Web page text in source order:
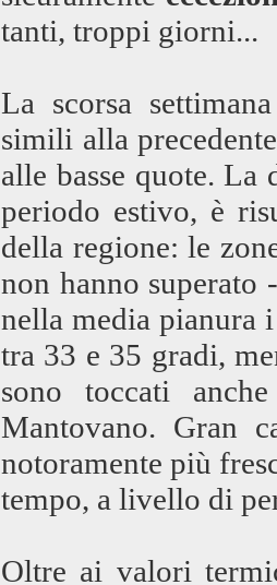
tanti, troppi giorni...
La scorsa
simili alla
alle basse quote. La
periodo estivo, è
della regione: le
non hanno superato
nella media pianura
tra 33 e 35 gradi,
sono toccati
Mantovano. Gran
notoramente più
tempo, a livello di
Oltre ai valori